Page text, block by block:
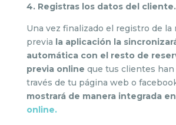
4. Registras los datos del cliente.
Una vez finalizado el registro de la
previa la aplicación la
automática con el resto de
previa online que tus clientes han
través de tu página web o
mostrará de manera integrada
online.